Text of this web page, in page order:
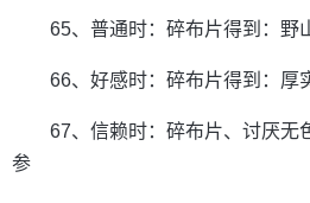
65、普通时：碎布片得到：野
66、好感时：碎布片得到：厚
67、信赖时：碎布片、讨厌无
参